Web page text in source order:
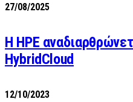
27/08/2025
H HPE
HybridCloud
12/10/2023